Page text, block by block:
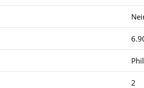
2